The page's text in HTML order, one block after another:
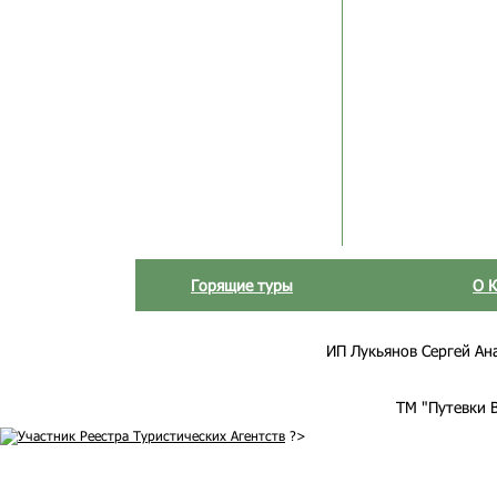
Горящие туры О
ИП Лукьянов Сергей
ТМ "Путевки
?>